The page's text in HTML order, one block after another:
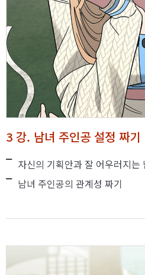
3 강. 남녀 주인공 설정 짜기
자신의 기획안과 잘 어우러지는
남녀 주인공의 관계성 짜기